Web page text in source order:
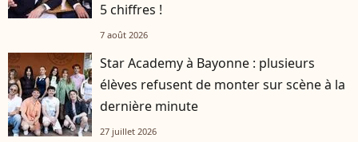
5 chiffres !
7 août 2026
Star Academy à Bayonne : plusieurs
élèves refusent de monter sur scène à la
dernière minute
27 juillet 2026